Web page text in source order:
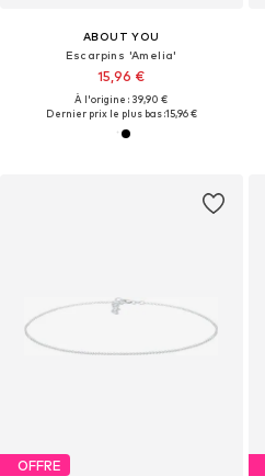
ABOUT YOU
Escarpins 'Amelia'
15,96 €
À l'origine : 39,90 €
Dernier prix le plus bas :15,96 €
OFFRE